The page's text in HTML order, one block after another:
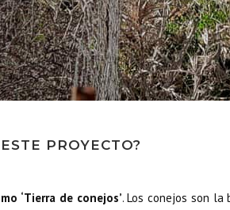
PROYECTO?
‘Tierra de conejos’. Los conejos son la